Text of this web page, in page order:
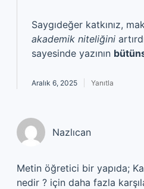
Saygıdeğer katkınız,
akademik niteliğini
sayesinde yazının
Aralık 6, 2025 Yanıtla
Nazlıcan
Metin öğretici bir yapıda;
nedir ? için daha fazla